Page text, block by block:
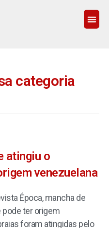
categoria
atingiu o
venezuelana
Época, mancha de
pode ter origem
foram atingidas pelo